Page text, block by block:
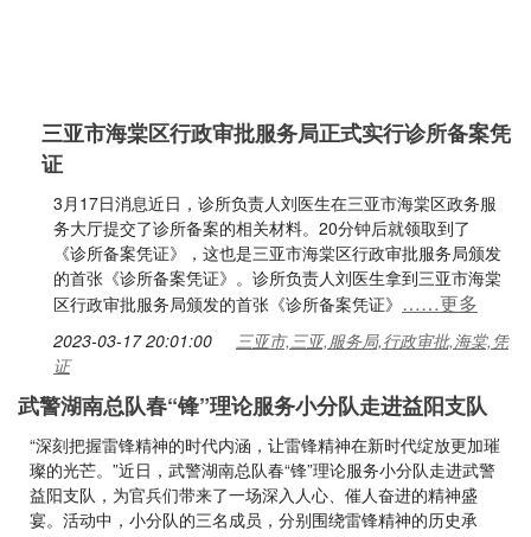
三亚市海棠区行政审批服务局正式实行诊所备案凭
证
3月17日消息近日，诊所负责人刘医生在三亚市海棠区政务服
务大厅提交了诊所备案的相关材料。20分钟后就领取到了
《诊所备案凭证》，这也是三亚市海棠区行政审批服务局颁发
的首张《诊所备案凭证》。诊所负责人刘医生拿到三亚市海棠
区行政审批服务局颁发的首张《诊所备案凭证》 ……更多
2023-03-17 20:01:00
三亚市,三亚,服务局,行政审批,海棠,凭
证
武警湖南总队春“锋”理论服务小分队走进益阳支队
“深刻把握雷锋精神的时代内涵，让雷锋精神在新时代绽放更加璀
璨的光芒。”近日，武警湖南总队春“锋”理论服务小分队走进武警
益阳支队，为官兵们带来了一场深入人心、催人奋进的精神盛
宴。活动中，小分队的三名成员，分别围绕雷锋精神的历史承